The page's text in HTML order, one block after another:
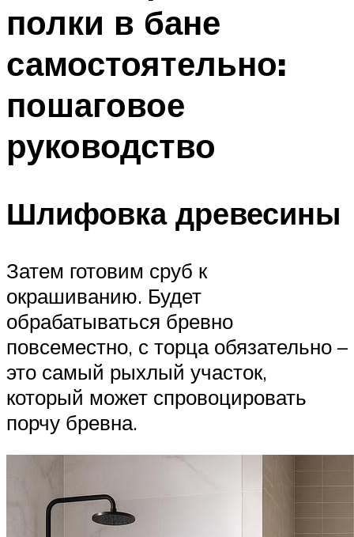
Меню
полки в бане
самостоятельно:
пошаговое
руководство
Шлифовка древесины
Затем готовим сруб к
окрашиванию. Будет
обрабатываться бревно
повсеместно, с торца обязательно –
это самый рыхлый участок,
который может спровоцировать
порчу бревна.